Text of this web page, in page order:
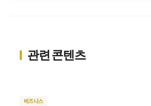
관련 콘텐츠
비즈니스